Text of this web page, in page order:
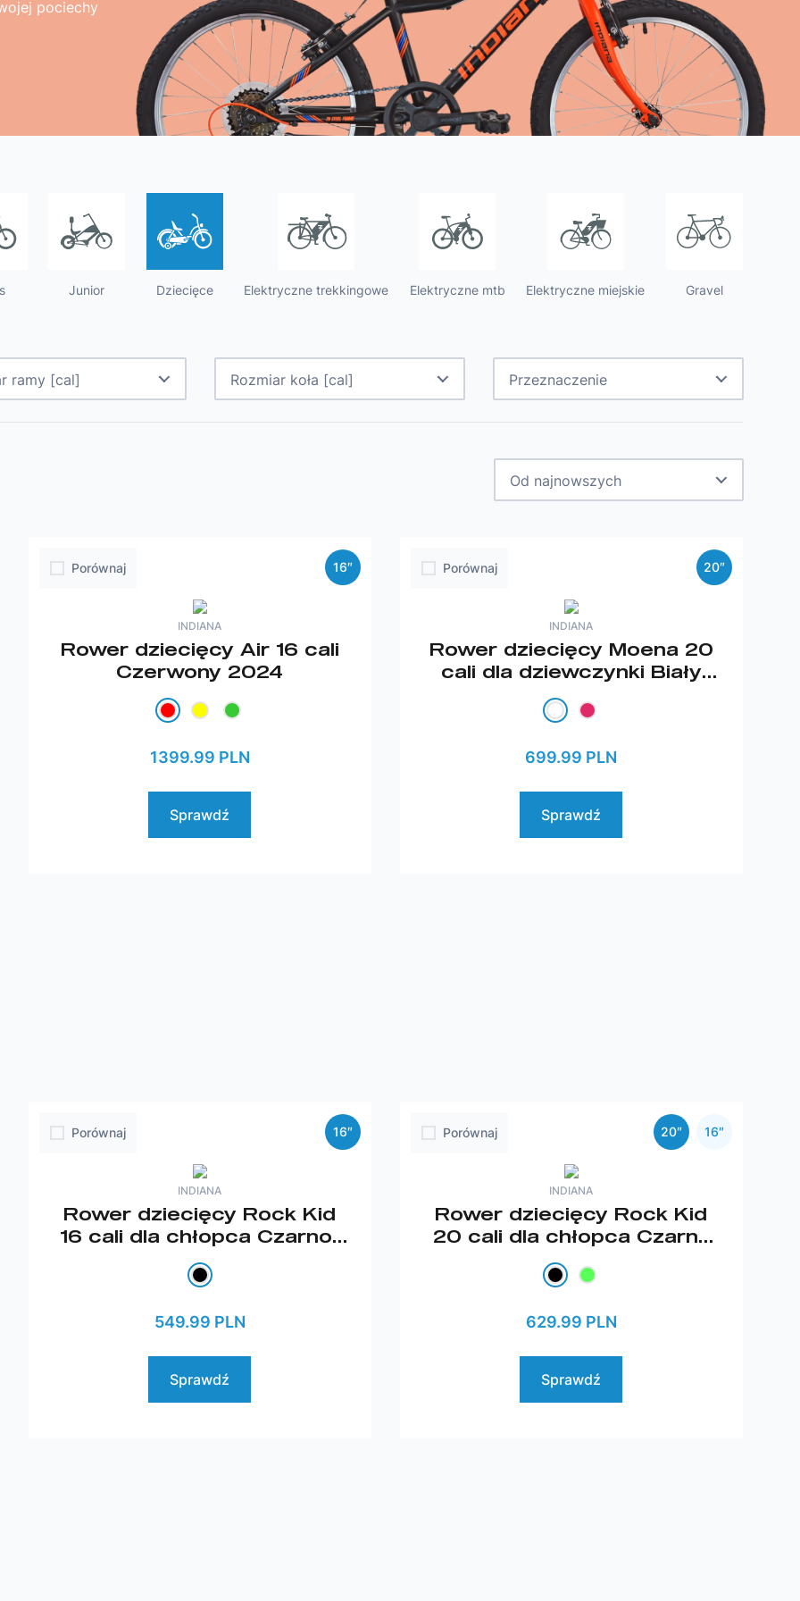
produktów i tego, jak jeszcze bardziej cieszyć się z
użytkowania roweru Indiana.
pociechy
Junior Dziecięce Elektryczne trekkingowe Elektryczne mtb Elektryczne miejskie Gravel
ramy [cal] Rozmiar koła [cal] Przeznaczenie
Od najnowszych
Porównaj
INDIANA
Rower dziecięcy Air 16 cali
Czerwony 2024
16″
1399.99 PLN
Sprawdź
Porównaj
INDIANA
Rower dziecięcy Moena 20
cali dla dziewczynki Biały
2026
20″
699.99 PLN
Sprawdź
Porównaj
INDIANA
Rower dziecięcy Rock Kid
16 cali dla chłopca Czarno-
czerwony 2026
16″
549.99 PLN
Sprawdź
Porównaj
INDIANA
Rower dziecięcy Rock Kid
20 cali dla chłopca Czarny
2026
20″ 16″
629.99 PLN
Sprawdź